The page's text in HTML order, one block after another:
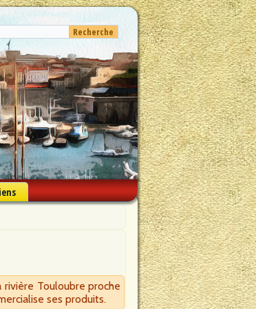
Touloubre proche
ses produits.